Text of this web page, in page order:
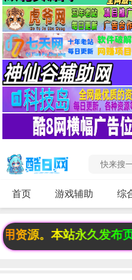
首页 游戏辅助 综
源。本站永久发布页